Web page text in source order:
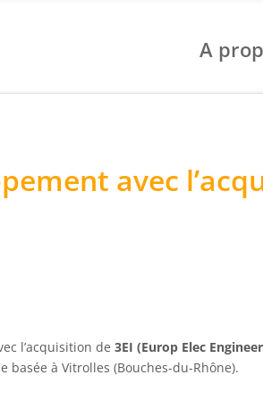
A
avec
l’acquisition de 3EI (Europ Elec
à Vitrolles (Bouches-du-Rhône).